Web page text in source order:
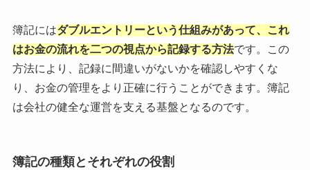
簿記にはダブルエントリーという仕組みがあって、これ
はお金の流れを二つの視点から記録する方法です。この
方法により、記録に間違いがないかを確認しやすくな
り、お金の管理をより正確に行うことができます。簿記
は会社の健全な運営を支える基盤となるのです。
簿記の種類とそれぞれの役割